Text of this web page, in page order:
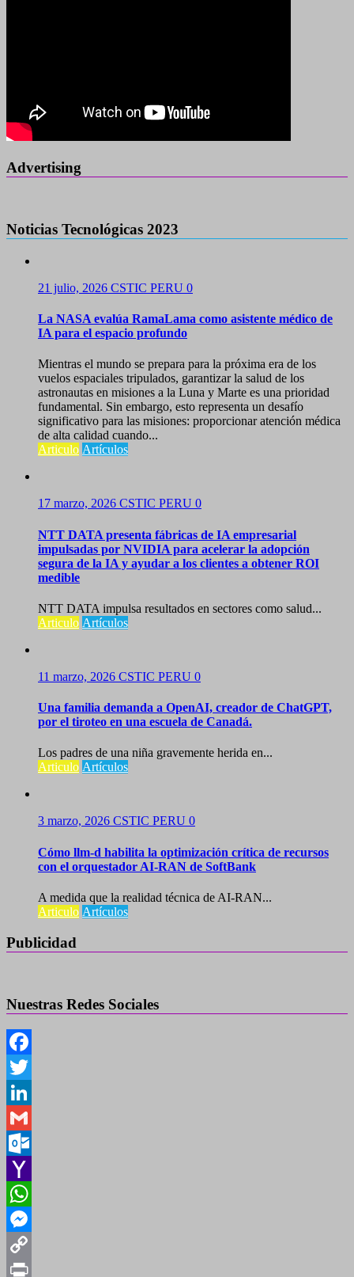
Advertising
Noticias Tecnológicas 2023
21 julio, 2026 CSTIC PERU 0
La NASA evalúa RamaLama como asistente médico de
IA para el espacio profundo
Mientras el mundo se prepara para la próxima era de los
vuelos espaciales tripulados, garantizar la salud de los
astronautas en misiones a la Luna y Marte es una prioridad
fundamental. Sin embargo, esto representa un desafío
significativo para las misiones: proporcionar atención médica
de alta calidad cuando...
Articulo Artículos
17 marzo, 2026 CSTIC PERU 0
NTT DATA presenta fábricas de IA empresarial
impulsadas por NVIDIA para acelerar la adopción
segura de la IA y ayudar a los clientes a obtener ROI
medible
NTT DATA impulsa resultados en sectores como salud...
Articulo Artículos
11 marzo, 2026 CSTIC PERU 0
Una familia demanda a OpenAI, creador de ChatGPT,
por el tiroteo en una escuela de Canadá.
Los padres de una niña gravemente herida en...
Articulo Artículos
3 marzo, 2026 CSTIC PERU 0
Cómo llm-d habilita la optimización crítica de recursos
con el orquestador AI-RAN de SoftBank
A medida que la realidad técnica de AI-RAN...
Articulo Artículos
Publicidad
Nuestras Redes Sociales
Facebook
Twitter
LinkedIn
Gmail
Outlook.com
Yahoo
Mail
WhatsApp
Messenger
Copy